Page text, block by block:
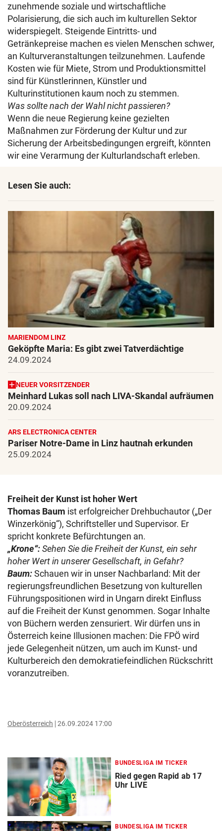
zunehmende soziale und wirtschaftliche
Polarisierung, die sich auch im kulturellen Sektor
widerspiegelt. Steigende Eintritts- und
Getränkepreise machen es vielen Menschen schwer,
an Kulturveranstaltungen teilzunehmen. Laufende
Kosten wie für Miete, Strom und Produktionsmittel
sind für Künstlerinnen, Künstler und
Kulturinstitutionen kaum noch zu stemmen.
Was sollte nach der Wahl nicht passieren?
Wenn die neue Regierung keine gezielten
Maßnahmen zur Förderung der Kultur und zur
Sicherung der Arbeitsbedingungen ergreift, könnten
wir eine Verarmung der Kulturlandschaft erleben.
Lesen Sie auch:
MARIENDOM LINZ
Geköpfte Maria: Es gibt zwei Tatverdächtige
24.09.2024
NEUER VORSITZENDER
Meinhard Lukas soll nach LIVA-Skandal aufräumen
20.09.2024
ARS ELECTRONICA CENTER
Pariser Notre-Dame in Linz hautnah erkunden
25.09.2024
Freiheit der Kunst ist hoher Wert
Thomas Baum ist erfolgreicher Drehbuchautor („Der
Winzerkönig“), Schriftsteller und Supervisor. Er
spricht konkrete Befürchtungen an.
„Krone“:Sehen Sie die Freiheit der Kunst, ein sehr
hoher Wert in unserer Gesellschaft, in Gefahr?
Baum:Schauen wir in unser Nachbarland: Mit der
regierungsfreundlichen Besetzung von kulturellen
Führungspositionen wird in Ungarn direkt Einfluss
auf die Freiheit der Kunst genommen. Sogar Inhalte
von Büchern werden zensuriert. Wir dürfen uns in
Österreich keine Illusionen machen: Die FPÖ wird
jede Gelegenheit nützen, um auch im Kunst- und
Kulturbereich den demokratiefeindlichen Rückschritt
voranzutreiben.
Oberösterreich 26.09.2024 17:00
BUNDESLIGA IM TICKER
Ried gegen Rapid ab 17
Uhr LIVE
BUNDESLIGA IM TICKER